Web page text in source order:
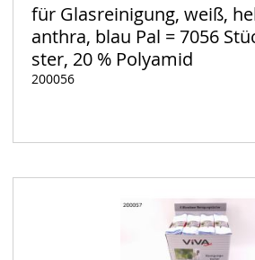
für Glasreinigung, weiß,
anthra, blau Pal = 7056
ster, 20 % Polyamid
200056
Auf